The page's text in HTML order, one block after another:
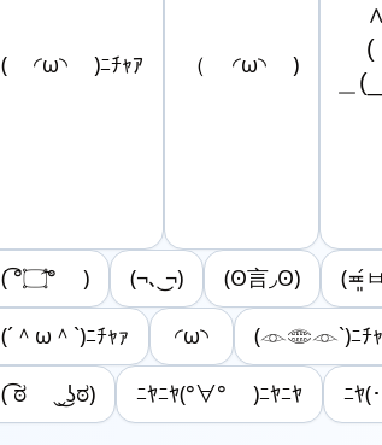
( ◜ω◝ )ﾆﾁｬｱ （ ◜ω◝ )
(
＿
( ͡°۝͡° ) (¬､ ͜¬) (ʘ言◞ʘ) (≖͈́
(´＾ω＾`)ﾆﾁｬｧ ◜ω◝ (𓁹𓂏𓁹`)ﾆﾁｬ
( ͡ಠ ‿͜ʖಠ) ﾆﾔﾆﾔ(°∀° )ﾆﾔﾆﾔ ﾆﾔ(